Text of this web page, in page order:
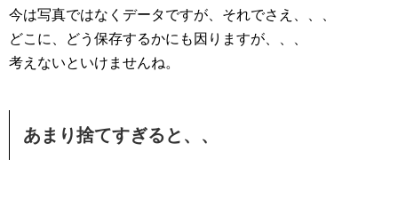
今は写真ではなくデータですが、それでさえ、、、
どこに、どう保存するかにも因りますが、、、
考えないといけませんね。
あまり捨てすぎると、、